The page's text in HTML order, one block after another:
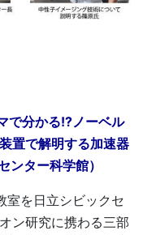
で分かる!?ノーベル
置で解明する加速器
ター科学館）
を日立シビックセ
ン研究に携わる三部